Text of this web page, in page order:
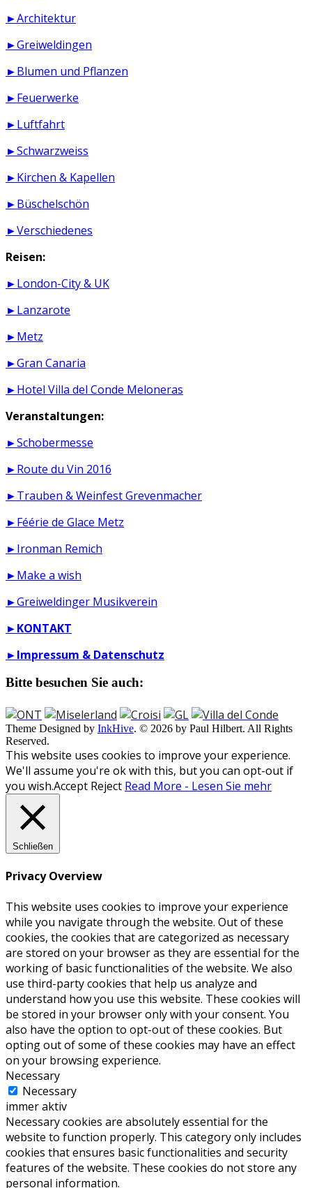
►Architektur
►Greiweldingen
►Blumen und Pflanzen
►Feuerwerke
►Luftfahrt
►Schwarzweiss
►Kirchen & Kapellen
►Büschelschön
►Verschiedenes
Reisen:
►London-City & UK
►Lanzarote
►Metz
►Gran Canaria
►Hotel Villa del Conde Meloneras
Veranstaltungen:
►Schobermesse
►Route du Vin 2016
►Trauben & Weinfest Grevenmacher
►Féérie de Glace Metz
►Ironman Remich
►Make a wish
►Greiweldinger Musikverein
►KONTAKT
►Impressum & Datenschutz
Bitte besuchen Sie auch:
Theme Designed by InkHive. © 2026 by Paul Hilbert. All Rights
Reserved.
This website uses cookies to improve your experience.
We'll assume you're ok with this, but you can opt-out if
you wish.Accept Reject Read More - Lesen Sie mehr
Schließen
Privacy Overview
This website uses cookies to improve your experience
while you navigate through the website. Out of these
cookies, the cookies that are categorized as necessary
are stored on your browser as they are essential for the
working of basic functionalities of the website. We also
use third-party cookies that help us analyze and
understand how you use this website. These cookies will
be stored in your browser only with your consent. You
also have the option to opt-out of these cookies. But
opting out of some of these cookies may have an effect
on your browsing experience.
Necessary
Necessary
immer aktiv
Necessary cookies are absolutely essential for the
website to function properly. This category only includes
cookies that ensures basic functionalities and security
features of the website. These cookies do not store any
personal information.